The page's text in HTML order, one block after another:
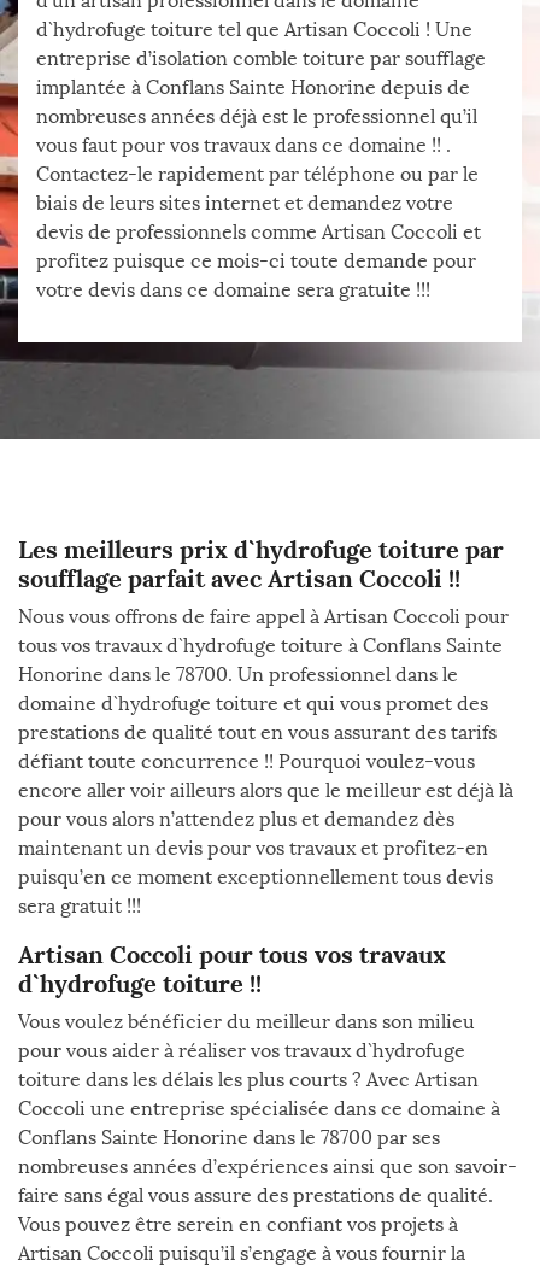
d`hydrofuge toiture tel que Artisan Coccoli ! Une
entreprise d’isolation comble toiture par soufflage
implantée à Conflans Sainte Honorine depuis de
nombreuses années déjà est le professionnel qu’il
vous faut pour vos travaux dans ce domaine !! .
Contactez-le rapidement par téléphone ou par le
biais de leurs sites internet et demandez votre
devis de professionnels comme Artisan Coccoli et
profitez puisque ce mois-ci toute demande pour
votre devis dans ce domaine sera gratuite !!!
Les meilleurs prix d`hydrofuge toiture par
soufflage parfait avec Artisan Coccoli !!
Nous vous offrons de faire appel à Artisan Coccoli pour
tous vos travaux d`hydrofuge toiture à Conflans Sainte
Honorine dans le 78700. Un professionnel dans le
domaine d`hydrofuge toiture et qui vous promet des
prestations de qualité tout en vous assurant des tarifs
défiant toute concurrence !! Pourquoi voulez-vous
encore aller voir ailleurs alors que le meilleur est déjà là
pour vous alors n’attendez plus et demandez dès
maintenant un devis pour vos travaux et profitez-en
puisqu’en ce moment exceptionnellement tous devis
sera gratuit !!!
Artisan Coccoli pour tous vos travaux
d`hydrofuge toiture !!
Vous voulez bénéficier du meilleur dans son milieu
pour vous aider à réaliser vos travaux d`hydrofuge
toiture dans les délais les plus courts ? Avec Artisan
Coccoli une entreprise spécialisée dans ce domaine à
Conflans Sainte Honorine dans le 78700 par ses
nombreuses années d’expériences ainsi que son savoir-
faire sans égal vous assure des prestations de qualité.
Vous pouvez être serein en confiant vos projets à
Artisan Coccoli puisqu’il s’engage à vous fournir la